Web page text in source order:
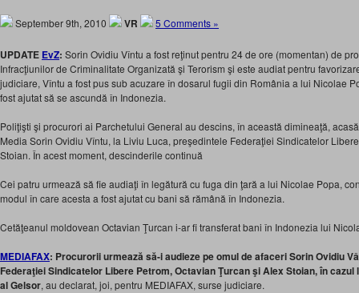
September 9th, 2010 VR 5 Comments »
UPDATE EvZ: Sorin Ovidiu Vîntu a fost reţinut pentru 24 de ore (momentan) de
Infracţiunilor de Criminalitate Organizată şi Terorism şi este audiat pentru
judiciare, Vîntu a fost pus sub acuzare în dosarul fugii din România a lui Nicolae
fost ajutat să se ascundă în Indonezia.
Poliţişti şi procurori ai Parchetului General au descins, în această dimineaţă,
Media Sorin Ovidiu Vîntu, la Liviu Luca, preşedintele Federaţiei Sindicatelor
Stoian. În acest moment, descinderile continuă
Cei patru urmează să fie audiaţi în legătură cu fuga din ţară a lui Nicolae Popa,
modul în care acesta a fost ajutat cu bani să rămână în Indonezia.
Cetăţeanul moldovean Octavian Ţurcan i-ar fi transferat bani în Indonezia lui
MEDIAFAX: Procurorii urmează să-i audieze pe omul de afaceri Sorin Ovidiu
Federaţiei Sindicatelor Libere Petrom, Octavian Ţurcan şi Alex Stoian, în
al Gelsor, au declarat, joi, pentru MEDIAFAX, surse judiciare.